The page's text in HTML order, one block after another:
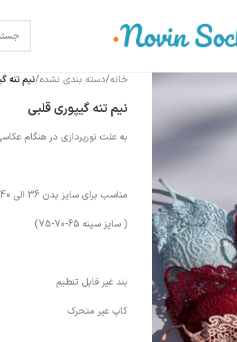
خانه/دسته بندی نشده/نیم تنه
نیم تنه گیپوری قلبی
به علت نورپردازی در هنگام
مناسب برای سایز بدن 36 الی 40
( سایز سینه 65-70-75)
بند غیر قابل تنطیم
کاپ عیر متحرک